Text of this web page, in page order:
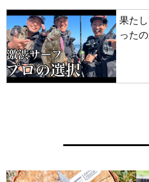
果た
った